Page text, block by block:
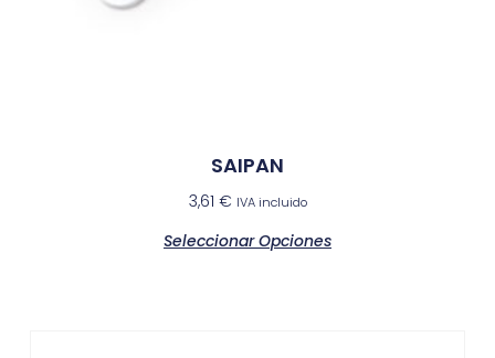
SAIPAN
3,61 € IVA incluido
Seleccionar Opciones